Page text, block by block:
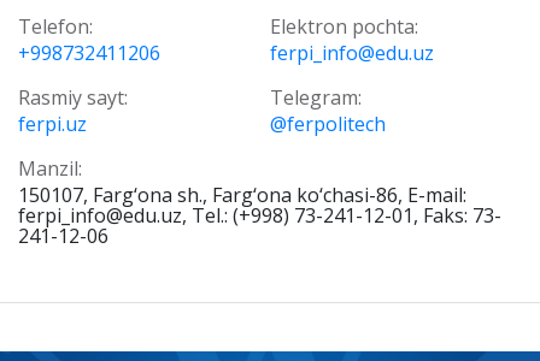
Telefon:
+998732411206
Elektron pochta:
ferpi_info@edu.uz
Rasmiy sayt:
ferpi.uz
Telegram:
@ferpolitech
Manzil:
150107, Farg‘ona sh., Farg‘ona ko‘chasi-86, E-mail:
ferpi_info@edu.uz, Tel.: (+998) 73-241-12-01, Faks: 73-
241-12-06